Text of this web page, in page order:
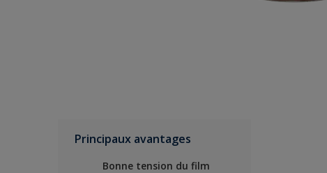
Principaux avantages
Bonne tension du film